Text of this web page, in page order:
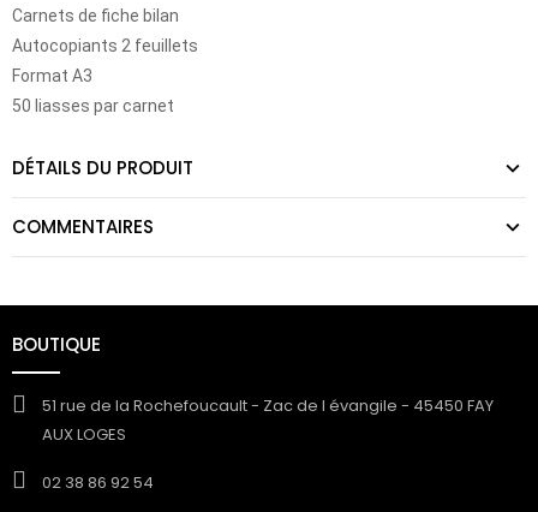
Carnets de fiche bilan
Autocopiants 2 feuillets
Format A3
50 liasses par carnet
DÉTAILS DU PRODUIT
COMMENTAIRES
BOUTIQUE
51 rue de la Rochefoucault - Zac de l évangile - 45450 FAY
AUX LOGES
02 38 86 92 54